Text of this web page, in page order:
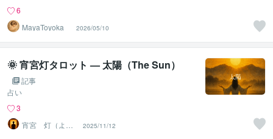
6
MayaToyoka
2026/05/10
🌞 宵宮灯タロット — 太陽（The Sun）
記事
占い
3
宵宮 灯（よい
みや ともり）
2025/11/12